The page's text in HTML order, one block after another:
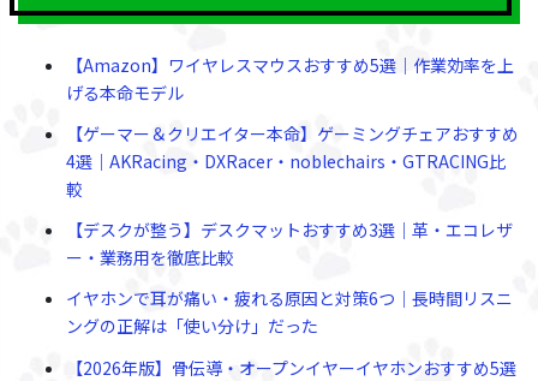
【Amazon】ワイヤレスマウスおすすめ5選｜作業効率を上
げる本命モデル
【ゲーマー＆クリエイター本命】ゲーミングチェアおすすめ
4選｜AKRacing・DXRacer・noblechairs・GTRACING比
較
【デスクが整う】デスクマットおすすめ3選｜革・エコレザ
ー・業務用を徹底比較
イヤホンで耳が痛い・疲れる原因と対策6つ｜長時間リスニ
ングの正解は「使い分け」だった
【2026年版】骨伝導・オープンイヤーイヤホンおすすめ5選